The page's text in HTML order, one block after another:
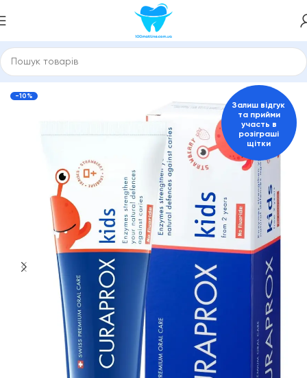
пасти та засоби для гігієни порожнини рота Curaprox
-10%
Залиш відгук
та прийми
участь в
розіграші
щітки